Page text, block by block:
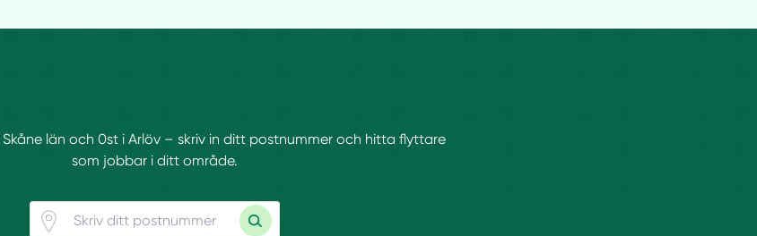
län och 0st i Arlöv – skriv in ditt postnummer och hitta flyttare
som jobbar i ditt område.